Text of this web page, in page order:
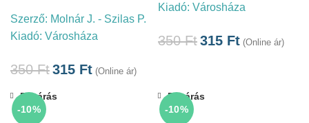
Szerző: Molnár J. - Szilas P.
Kiadó: Városháza
350Ft315 Ft (Online ár)
Kiadó: Városháza
350Ft315 Ft (Online ár)
-10%
Bezárás
-10%
Bezárás